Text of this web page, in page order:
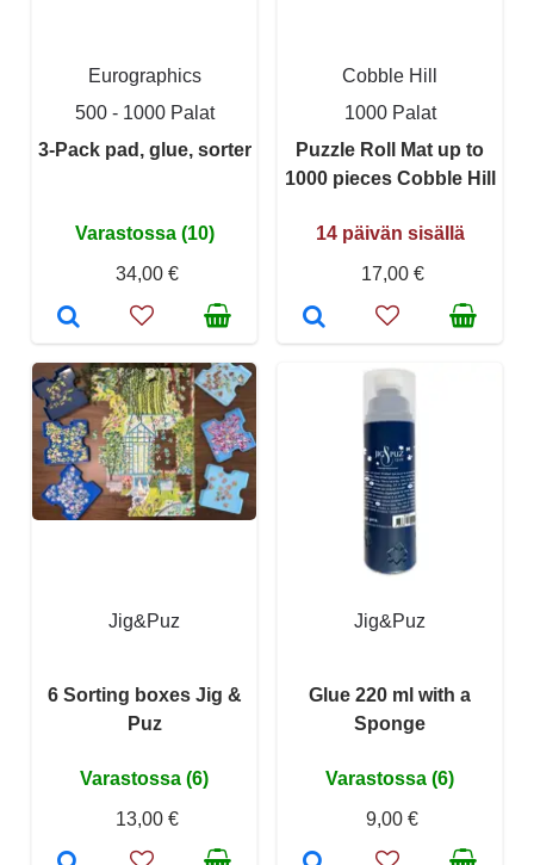
Eurographics
500 - 1000 Palat
3-Pack pad, glue, sorter
Varastossa (10)
34,00 €
Cobble Hill
1000 Palat
Puzzle Roll Mat up to
1000 pieces Cobble Hill
14 päivän sisällä
17,00 €
Jig&Puz
6 Sorting boxes Jig &
Puz
Varastossa (6)
13,00 €
Jig&Puz
Glue 220 ml with a
Sponge
Varastossa (6)
9,00 €